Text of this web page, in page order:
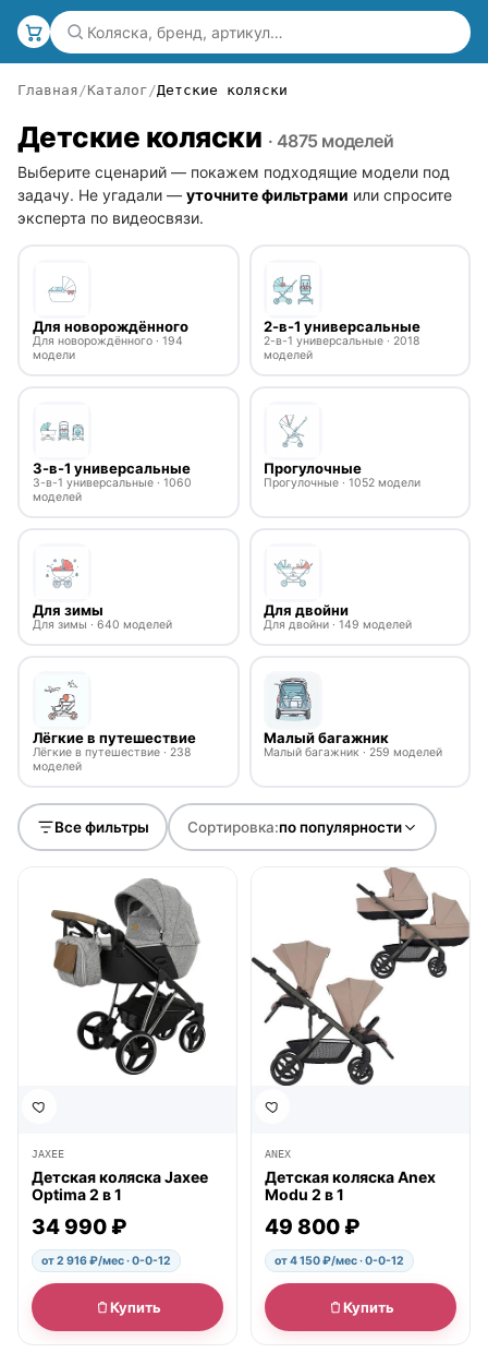
Главная Каталог Детские коляски
Детские коляски · 4875 моделей
Выберите сценарий — покажем подходящие модели под
задачу. Не угадали — уточните фильтрами или спросите
эксперта по видеосвязи.
Для новорождённого
Для новорождённого · 194
модели
2-в-1 универсальные
2-в-1 универсальные · 2018
моделей
3-в-1 универсальные
3-в-1 универсальные · 1060
моделей
Прогулочные
Прогулочные · 1052 модели
Для зимы
Для зимы · 640 моделей
Для двойни
Для двойни · 149 моделей
Лёгкие в путешествие
Лёгкие в путешествие · 238
моделей
Малый багажник
Малый багажник · 259 моделей
Все фильтры Сортировка:по популярности
JAXEE
Детская коляска Jaxee
Optima 2 в 1
34 990 ₽
от 2 916 ₽/мес · 0-0-12
Купить
ANEX
Детская коляска Anex
Modu 2 в 1
49 800 ₽
от 4 150 ₽/мес · 0-0-12
Купить